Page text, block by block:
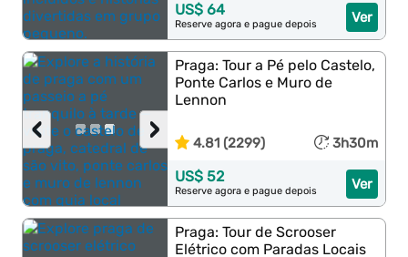
Ver
US$ 64
Reserve agora e pague depois
›
‹
Praga: Tour a Pé pelo Castelo,
Ponte Carlos e Muro de
Lennon
4.81 (2299) 3h30m
Ver
US$ 52
Reserve agora e pague depois
Praga: Tour de Scrooser
Elétrico com Paradas Locais